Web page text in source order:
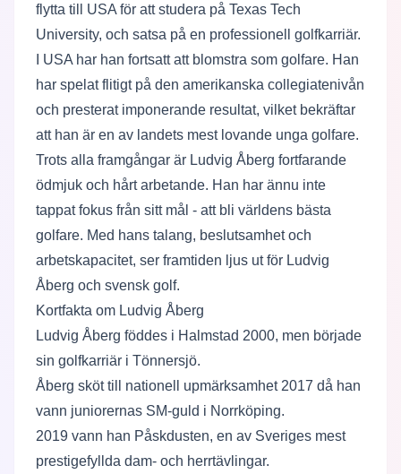
flytta till USA för att studera på Texas Tech
University, och satsa på en professionell golfkarriär.
I USA har han fortsatt att blomstra som golfare. Han
har spelat flitigt på den amerikanska collegiatenivån
och presterat imponerande resultat, vilket bekräftar
att han är en av landets mest lovande unga golfare.
Trots alla framgångar är Ludvig Åberg fortfarande
ödmjuk och hårt arbetande. Han har ännu inte
tappat fokus från sitt mål - att bli världens bästa
golfare. Med hans talang, beslutsamhet och
arbetskapacitet, ser framtiden ljus ut för Ludvig
Åberg och svensk golf.
Kortfakta om Ludvig Åberg
Ludvig Åberg föddes i Halmstad 2000, men började
sin golfkarriär i Tönnersjö.
Åberg sköt till nationell upmärksamhet 2017 då han
vann juniorernas SM-guld i Norrköping.
2019 vann han Påskdusten, en av Sveriges mest
prestigefyllda dam- och herrtävlingar.